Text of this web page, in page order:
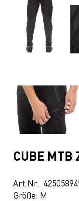
CUBE
Art.Nr.
Größe: M